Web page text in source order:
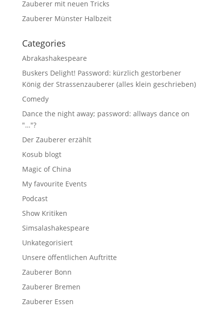
Zauberer mit neuen Tricks
Zauberer Münster Halbzeit
Categories
Abrakashakespeare
Buskers Delight! Password: kürzlich gestorbener
König der Strassenzauberer (alles klein geschrieben)
Comedy
Dance the night away; password: allways dance on
"…"?
Der Zauberer erzählt
Kosub blogt
Magic of China
My favourite Events
Podcast
Show Kritiken
Simsalashakespeare
Unkategorisiert
Unsere öffentlichen Auftritte
Zauberer Bonn
Zauberer Bremen
Zauberer Essen